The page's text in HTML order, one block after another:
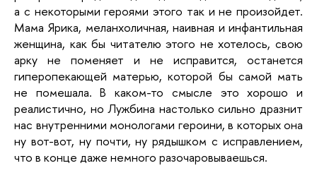
а с некоторыми героями этого так и не произойдет.
Мама Ярика, меланхоличная, наивная и инфантильная
женщина, как бы читателю этого не хотелось, свою
арку не поменяет и не исправится, останется
гиперопекающей матерью, которой бы самой мать
не помешала. В каком-то смысле это хорошо и
реалистично, но Лужбина настолько сильно дразнит
нас внутренними монологами героини, в которых она
ну вот-вот, ну почти, ну рядышком с исправлением,
что в конце даже немного разочаровываешься.